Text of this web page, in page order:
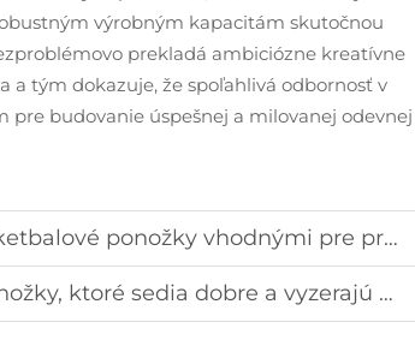
výrobným kapacitám skutočnou
prekladá ambiciózne kreatívne
tým dokazuje, že spoľahlivá odbornosť v
budovanie úspešnej a milovanej odevnej
vhodnými pre profesionálnych hráčov
ktoré sedia dobre a vyzerajú štýlovite